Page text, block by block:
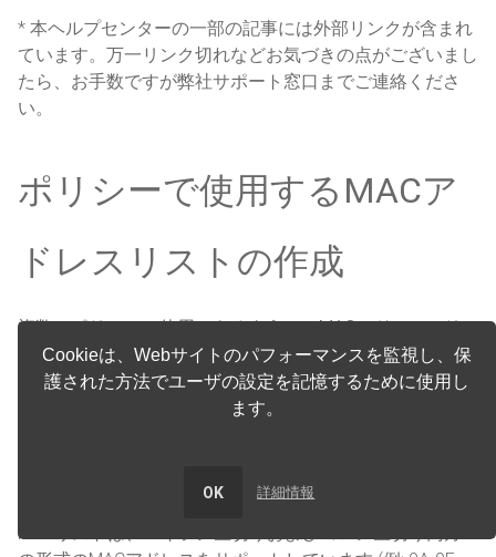
本ヘルプセンターの一部の記事には外部リンクが含まれ
ています。万一リンク切れなどお気づきの点がございまし
たら、お手数ですが弊社サポート窓口までご連絡くださ
い。
ポリシーで使用するMACア
ドレスリストの作成
複数のポリシーで使用できるように、MACアドレスのリ
ストを作成します。異なるポリシーごとに作成された複数
の同じリストよりも、単一のリストの方が容易に管理でき
るには、既存のリストを複製して編集します。
MACリストは、ハイフン区切りおよびコロン区切り両方
Cookieは、Webサイトのパフォーマンスを監視し、保
護された方法でユーザの設定を記憶するために使用し
ます。
OK 詳細情報